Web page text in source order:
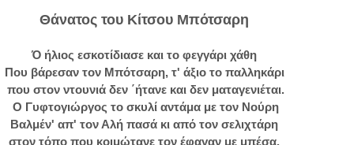
Θάνατος του Κίτσου Μπότσαρη
Ό ήλιος εσκοτίδιασε και το φεγγάρι χάθη
Που βάρεσαν τον Μπότσαρη, τ' άξιο το παλληκάρι
που στον ντουνιά δεν ΄ήτανε και δεν ματαγενιέται.
Ο Γυφτογιώργος το σκυλί αντάμα με τον Νούρη
Βαλμέν' απ' τον Αλή πασά κι από τον σελιχτάρη
στον τόπο που κοιμώτανε τον έφαγαν με μπέσα.